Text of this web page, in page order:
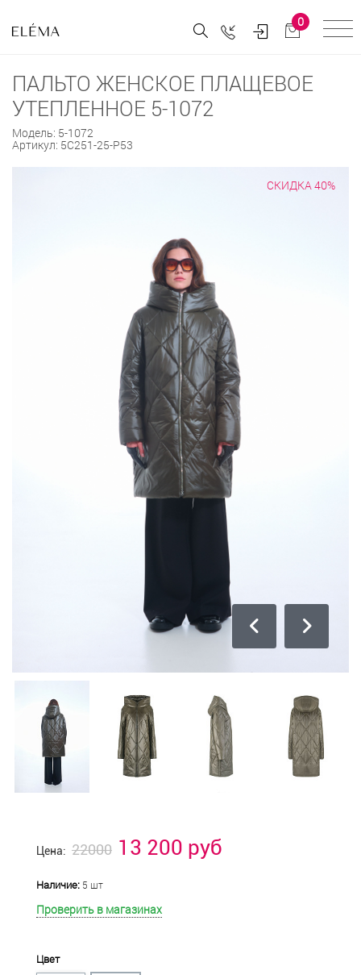
0
ПАЛЬТО ЖЕНСКОЕ ПЛАЩЕВОЕ
УТЕПЛЕННОЕ 5-1072
Модель: 5-1072
Артикул: 5С251-25-Р53
СКИДКА 40%
Цена: 22000 13 200 руб
Наличие: 5 шт
Проверить в магазинах
Цвет